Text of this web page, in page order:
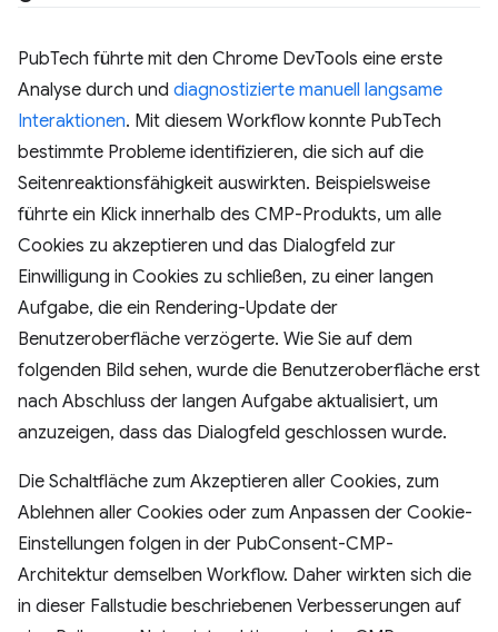
PubTech führte mit den Chrome DevTools eine erste
Analyse durch und diagnostizierte manuell langsame
Interaktionen. Mit diesem Workflow konnte PubTech
bestimmte Probleme identifizieren, die sich auf die
Seitenreaktionsfähigkeit auswirkten. Beispielsweise
führte ein Klick innerhalb des CMP-Produkts, um alle
Cookies zu akzeptieren und das Dialogfeld zur
Einwilligung in Cookies zu schließen, zu einer langen
Aufgabe, die ein Rendering-Update der
Benutzeroberfläche verzögerte. Wie Sie auf dem
folgenden Bild sehen, wurde die Benutzeroberfläche erst
nach Abschluss der langen Aufgabe aktualisiert, um
anzuzeigen, dass das Dialogfeld geschlossen wurde.
Die Schaltfläche zum Akzeptieren aller Cookies, zum
Ablehnen aller Cookies oder zum Anpassen der Cookie-
Einstellungen folgen in der PubConsent-CMP-
Architektur demselben Workflow. Daher wirkten sich die
in dieser Fallstudie beschriebenen Verbesserungen auf